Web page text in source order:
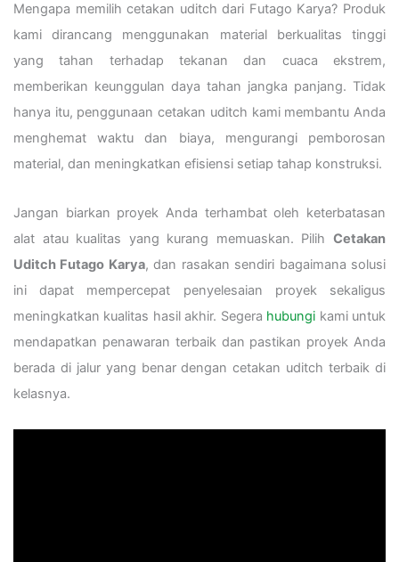
Mengapa memilih cetakan uditch dari Futago Karya? Produk
kami dirancang menggunakan material berkualitas tinggi
yang tahan terhadap tekanan dan cuaca ekstrem,
memberikan keunggulan daya tahan jangka panjang. Tidak
hanya itu, penggunaan cetakan uditch kami membantu Anda
menghemat waktu dan biaya, mengurangi pemborosan
material, dan meningkatkan efisiensi setiap tahap konstruksi.
Jangan biarkan proyek Anda terhambat oleh keterbatasan
alat atau kualitas yang kurang memuaskan. Pilih Cetakan
Uditch Futago Karya, dan rasakan sendiri bagaimana solusi
ini dapat mempercepat penyelesaian proyek sekaligus
meningkatkan kualitas hasil akhir. Segera hubungi kami untuk
mendapatkan penawaran terbaik dan pastikan proyek Anda
berada di jalur yang benar dengan cetakan uditch terbaik di
kelasnya.